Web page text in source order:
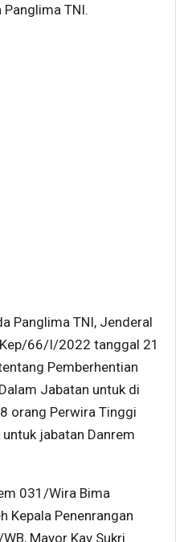
TNI.
Panglima TNI, Jenderal
66/I/2022 tanggal 21
Pemberhentian
Jabatan untuk di
orang Perwira Tinggi
jabatan Danrem
031/Wira Bima
Kepala Penenrangan
Mayor Kav Sukri